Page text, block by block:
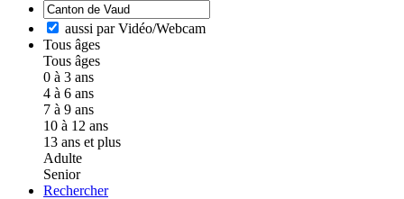
aussi par Vidéo/Webcam
Tous âges
Tous âges
0 à 3 ans
4 à 6 ans
7 à 9 ans
10 à 12 ans
13 ans et plus
Adulte
Senior
Rechercher